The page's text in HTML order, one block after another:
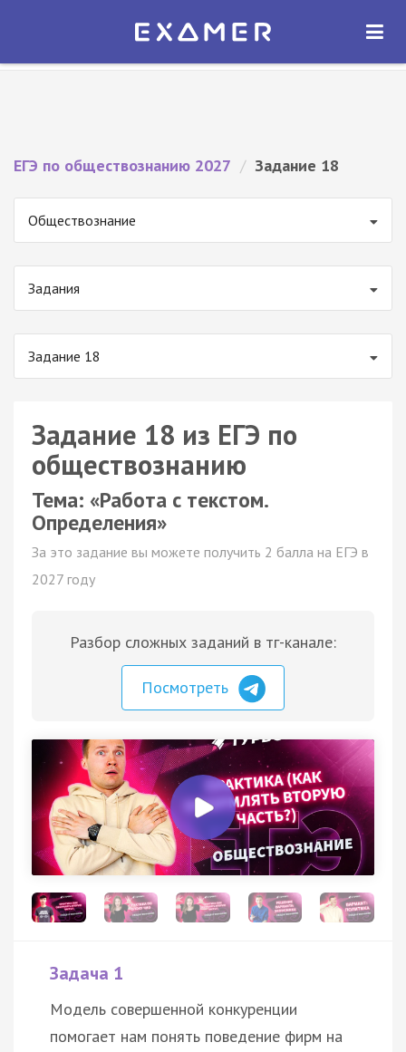
Экзамер — ЕГЭ 2027
ОТКРЫТЬ
ЕГЭ по обществознанию 2027 / Задание 18
Обществознание
Задания
Задание 18
Задание 18 из ЕГЭ по
обществознанию
Тема: «Работа с текстом.
Определения»
За это задание вы можете получить 2 балла на ЕГЭ в
2027 году
Разбор сложных заданий в тг-канале:
Посмотреть
Задача 1
Модель совершенной конкуренции
помогает нам понять поведение фирм на